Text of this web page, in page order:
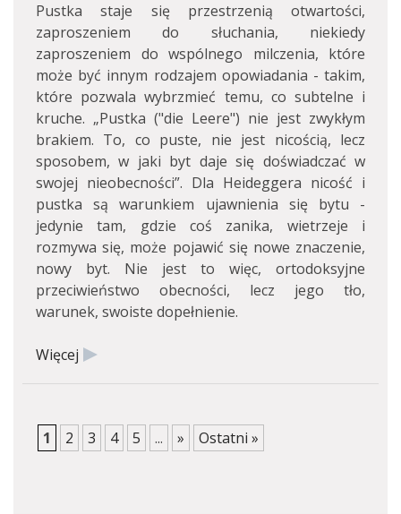
Pustka staje się przestrzenią otwartości,
zaproszeniem do słuchania, niekiedy
zaproszeniem do wspólnego milczenia, które
może być innym rodzajem opowiadania - takim,
które pozwala wybrzmieć temu, co subtelne i
kruche. „Pustka ("die Leere") nie jest zwykłym
brakiem. To, co puste, nie jest nicością, lecz
sposobem, w jaki byt daje się doświadczać w
swojej nieobecności”. Dla Heideggera nicość i
pustka są warunkiem ujawnienia się bytu -
jedynie tam, gdzie coś zanika, wietrzeje i
rozmywa się, może pojawić się nowe znaczenie,
nowy byt. Nie jest to więc, ortodoksyjne
przeciwieństwo obecności, lecz jego tło,
warunek, swoiste dopełnienie.
Więcej
1 2 3 4 5 ... » Ostatni »